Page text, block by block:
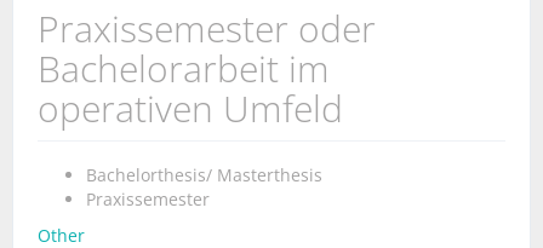
Praxissemester oder
Bachelorarbeit im
operativen Umfeld
Bachelorthesis/ Masterthesis
Praxissemester
Other